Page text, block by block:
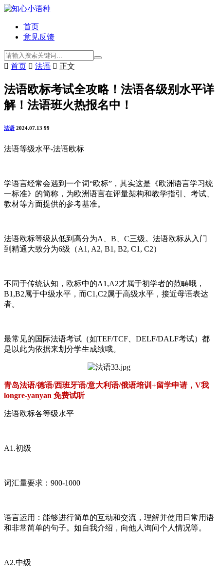
首页
意见反馈
 首页  法语  正文
法语欧标考试全攻略！法语各级别水平详
解！法语班火热报名中！
法语 2024.07.13 99
法语等级水平-法语欧标
学语言经常会遇到一个词“欧标”，其实这是《欧洲语言学习统
一标准》的简称，为欧洲语言在评量架构和教学指引、考试、
教材等方面提供的参考基准。
法语欧标等级从低到高分为A、B、C三级。法语欧标从入门
到精通大致分为6级（A1, A2, B1, B2, C1, C2）
不同于传统认知，欧标中的A1,A2才属于初学者的范畴哦，
B1,B2属于中级水平，而C1,C2属于高级水平，接近母语表达
者。
最常见的国际法语考试（如TEF/TCF、DELF/DALF考试）都
是以此为依据来划分学生成绩哦。
青岛法语/德语/西班牙语/意大利语/俄语培训+留学申请，V我
longre-yanyan 免费试听
法语欧标各等级水平
A1.初级
词汇量要求：900-1000
语言运用：能够进行简单的互动和交流，理解并使用日常用语
和非常简单的句子。如自我介绍，向他人询问个人情况等。
A2.中级